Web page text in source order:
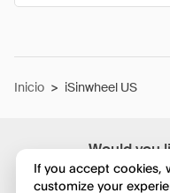
Would you
Inicio > iSinwheel US
If you accept cookies,
customize your